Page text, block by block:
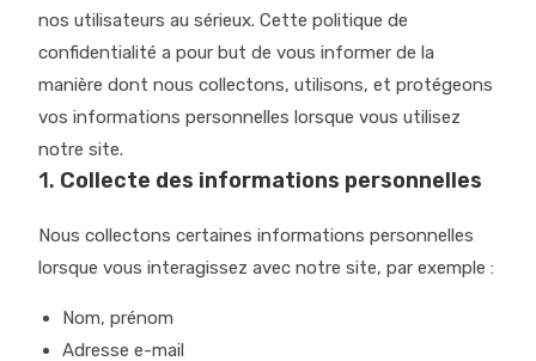
nos utilisateurs au sérieux. Cette politique de
confidentialité a pour but de vous informer de la
manière dont nous collectons, utilisons, et protégeons
vos informations personnelles lorsque vous utilisez
notre site.
1. Collecte des informations personnelles
Nous collectons certaines informations personnelles
lorsque vous interagissez avec notre site, par exemple :
Nom, prénom
Adresse e-mail